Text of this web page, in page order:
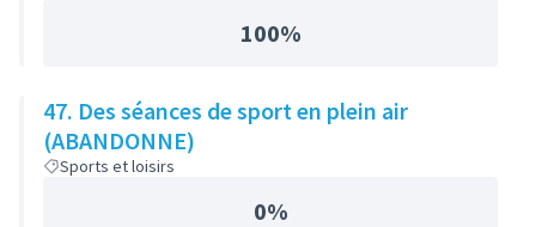
100%
47. Des séances de sport en plein air
(ABANDONNE)
Sports et loisirs
0%